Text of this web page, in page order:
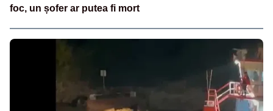
foc, un șofer ar putea fi mort